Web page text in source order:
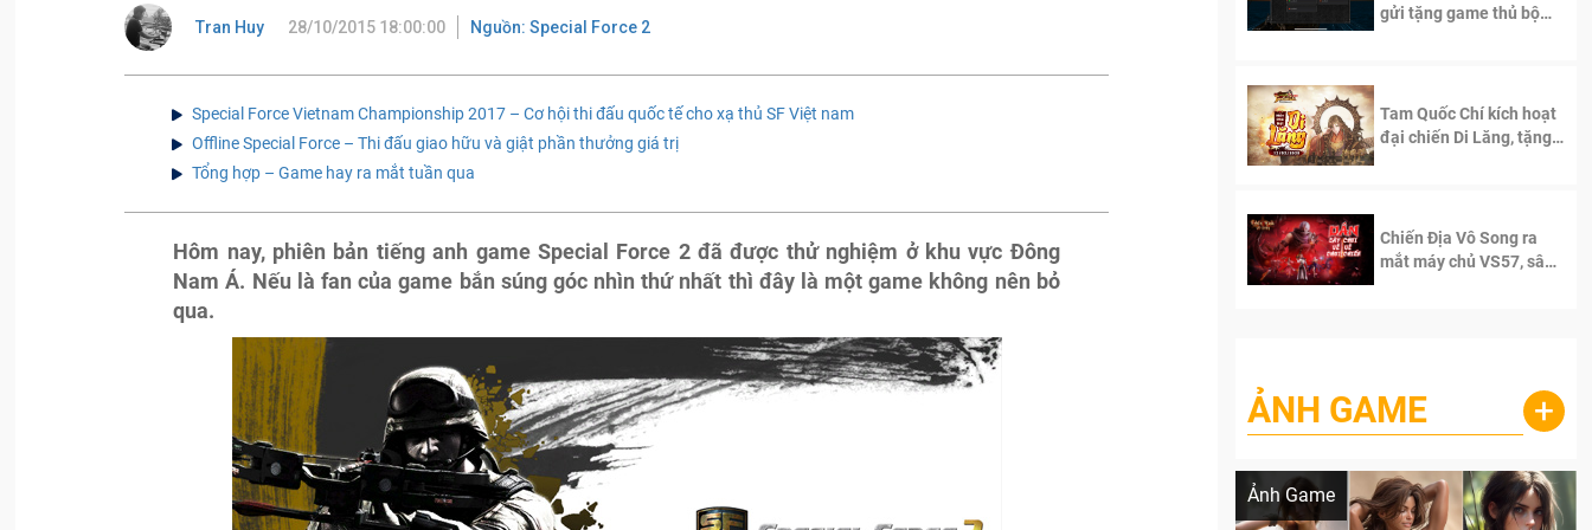
Tran Huy 28/10/2015 18:00:00 Nguồn: Special Force 2
Special Force Vietnam Championship 2017 – Cơ hội thi đấu quốc tế cho xạ thủ SF Việt nam
Offline Special Force – Thi đấu giao hữu và giật phần thưởng giá trị
Tổng hợp – Game hay ra mắt tuần qua
Hôm nay, phiên bản tiếng anh game Special Force 2 đã được thử nghiệm ở khu vực Đông
Nam Á. Nếu là fan của game bắn súng góc nhìn thứ nhất thì đây là một game không nên bỏ
qua.
gửi tặng game thủ bộ
Tam Quốc Chí kích hoạt
đại chiến Di Lăng, tặng
Chiến Địa Vô Song ra
mắt máy chủ VS57, sân
ẢNH GAME +
Ảnh Game
Lala Croft vừa nóng vừa xinh dưới nét vẽ